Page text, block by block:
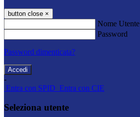
button close ×
Nome Utente
Password
Password dimenticata?
-
Entra con SPID Entra con CIE
Seleziona utente